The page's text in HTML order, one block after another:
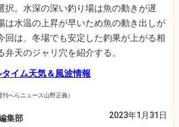
択。水深の深い釣り場は魚の動きが遅
は水温の上昇が早いため魚の動き出しが
回は、冬場でも安定した釣果が上がる相
天のジャリ穴を紹介する。
イム天気＆風波情報
へらニュース山野正義）
集部 2023年1月31日